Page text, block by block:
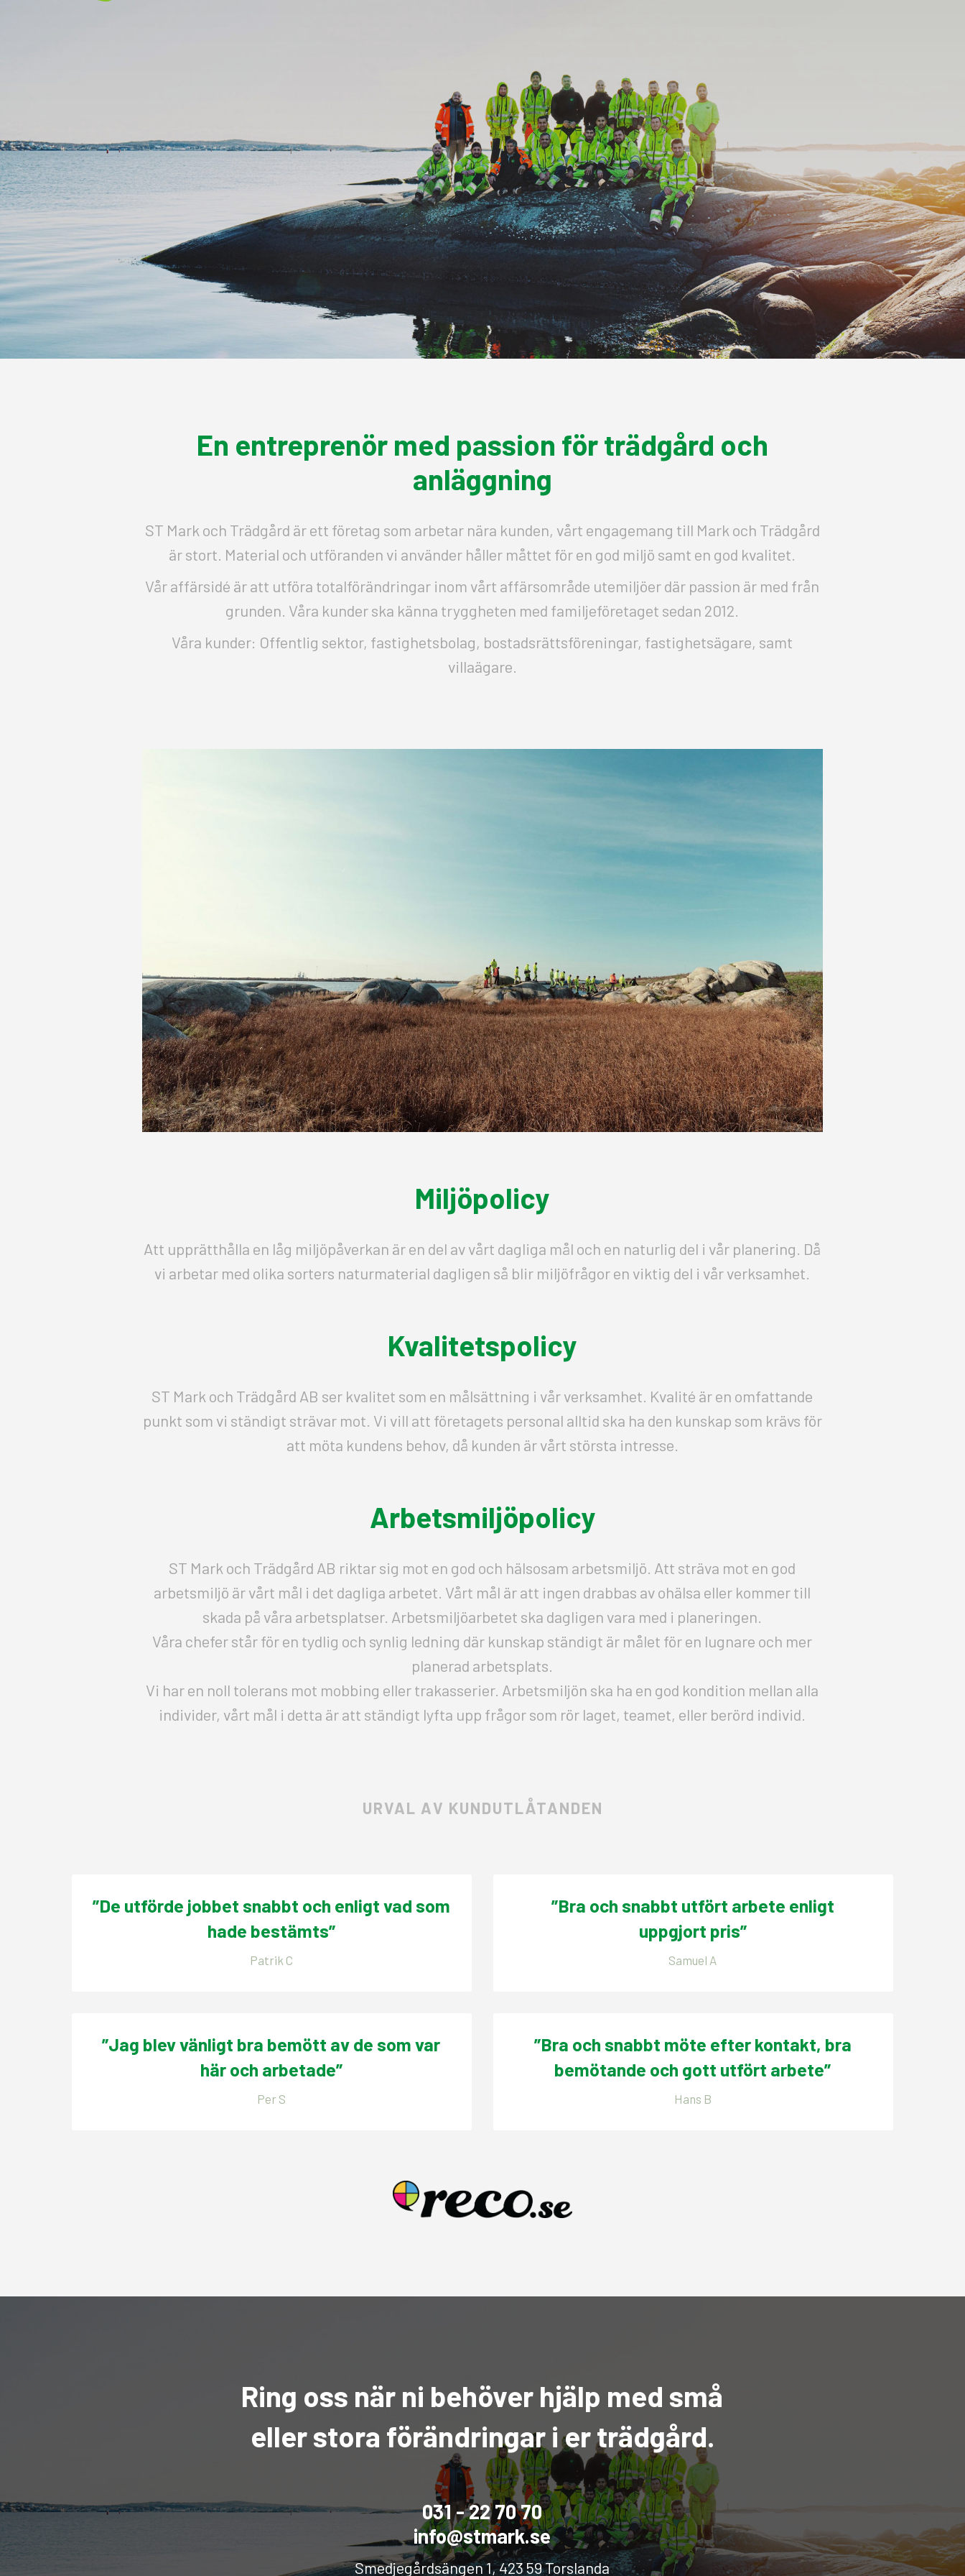
En entreprenör med passion för trädgård och
anläggning
ST Mark och Trädgård är ett företag som arbetar nära kunden, vårt engagemang till Mark och Trädgård
är stort. Material och utföranden vi använder håller måttet för en god miljö samt en god kvalitet.
Vår affärsidé är att utföra totalförändringar inom vårt affärsområde utemiljöer där passion är med från
grunden. Våra kunder ska känna tryggheten med familjeföretaget sedan 2012.
Våra kunder: Offentlig sektor, fastighetsbolag, bostadsrättsföreningar, fastighetsägare, samt
villaägare.
Miljöpolicy
Att upprätthålla en låg miljöpåverkan är en del av vårt dagliga mål och en naturlig del i vår planering. Då
vi arbetar med olika sorters naturmaterial dagligen så blir miljöfrågor en viktig del i vår verksamhet.
Kvalitetspolicy
ST Mark och Trädgård AB ser kvalitet som en målsättning i vår verksamhet. Kvalité är en omfattande
punkt som vi ständigt strävar mot. Vi vill att företagets personal alltid ska ha den kunskap som krävs för
att möta kundens behov, då kunden är vårt största intresse.
Arbetsmiljöpolicy
ST Mark och Trädgård AB riktar sig mot en god och hälsosam arbetsmiljö. Att sträva mot en god
arbetsmiljö är vårt mål i det dagliga arbetet. Vårt mål är att ingen drabbas av ohälsa eller kommer till
skada på våra arbetsplatser. Arbetsmiljöarbetet ska dagligen vara med i planeringen.
Våra chefer står för en tydlig och synlig ledning där kunskap ständigt är målet för en lugnare och mer
planerad arbetsplats.
Vi har en noll tolerans mot mobbing eller trakasserier. Arbetsmiljön ska ha en god kondition mellan alla
individer, vårt mål i detta är att ständigt lyfta upp frågor som rör laget, teamet, eller berörd individ.
URVAL AV KUNDUTLÅTANDEN
”De utförde jobbet snabbt och enligt vad som
hade bestämts”
Patrik C
”Bra och snabbt utfört arbete enligt
uppgjort pris”
Samuel A
”Jag blev vänligt bra bemött av de som var
här och arbetade”
Per S
”Bra och snabbt möte efter kontakt, bra
bemötande och gott utfört arbete”
Hans B
Ring oss när ni behöver hjälp med små
eller stora förändringar i er trädgård.
031 - 22 70 70
info@stmark.se
Smedjegårdsängen 1, 423 59 Torslanda